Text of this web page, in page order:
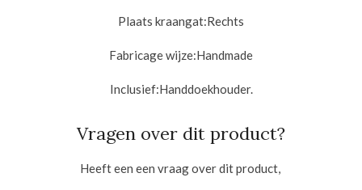
Plaats kraangat:Rechts
Fabricage wijze:Handmade
Inclusief:Handdoekhouder.
Vragen over dit product?
Heeft een een vraag over dit product,